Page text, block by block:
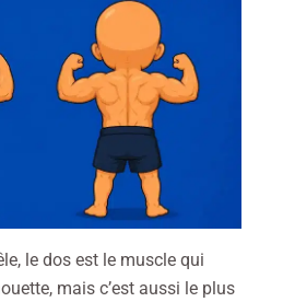
le dos est le muscle qui
mais c’est aussi le plus